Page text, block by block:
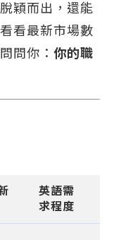
穎而出，還能
看最新市場數
問你： 你的職
英語需
求程度